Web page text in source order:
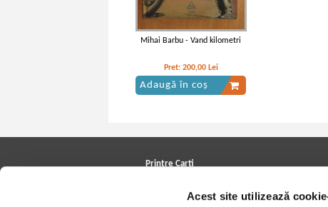
Acest site utilizează
Mihai Barbu - Vand kilometri
Pret: 200,00 Lei
Adaugă în coș
Printre Carti